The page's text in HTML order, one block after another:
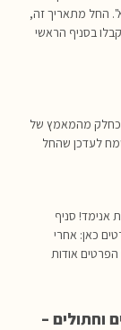
החל מתאריך זה,
בסניף הראשי
כחלק מהמאמץ של
לעדכן שהחל
אנימד! סניף
כאן: אחרי
אודות
וחתולים –